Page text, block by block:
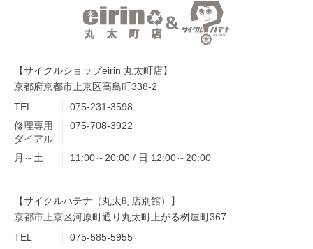
【サイクルショップeirin 丸太町店】
京都府京都市上京区高島町338-2
TEL
075-231-3598
修理専用
ダイアル
075-708-3922
月～土 11:00～20:00 / 日 12:00～20:00
【サイクルハテナ（丸太町店別館）】
京都市上京区河原町通り丸太町上がる桝屋町367
TEL
075-585-5955